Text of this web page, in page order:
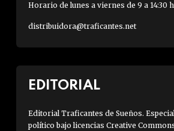
Horario de lunes a viernes de 9 a 14:30 h
distribuidora@traficantes.net
EDITORIAL
Editorial Traficantes de Sueños.
político bajo licencias Creative